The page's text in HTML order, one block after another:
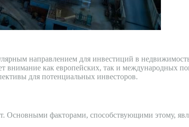
направлением для инвестиций в
внимание как европейских, так и международных
для потенциальных инвесторов.
Основными факторами, способствующими этому,